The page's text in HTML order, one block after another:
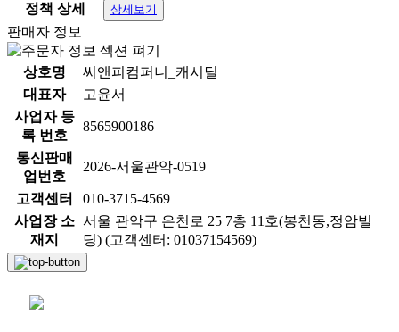
정책 상세
상세보기
판매자 정보
상호명
씨앤피컴퍼니_캐시딜
대표자
고윤서
사업자 등
록 번호
8565900186
통신판매
업번호
2026-서울관악-0519
고객센터
010-3715-4569
사업장 소
재지
서울 관악구 은천로 25 7층 11호(봉천동,정암빌
딩) (고객센터: 01037154569)